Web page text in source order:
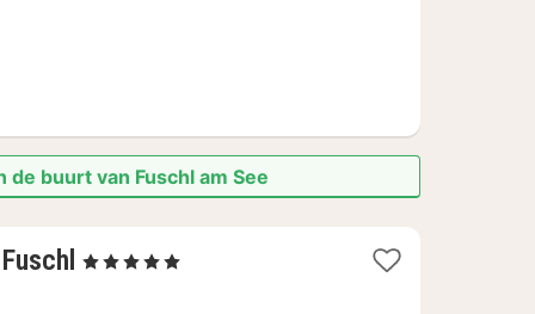
buurt van Fuschl am See
1
, 5 Sterren